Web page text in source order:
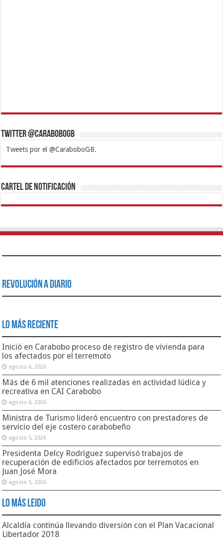
Twitter @CaraboboGB
Tweets por el @CaraboboGB.
1xbetBetturkeyBetistKralbetSupertotobetTipobetMatadorbetMariobet
https://mvbcasino.com/
Cartel de Notificación
Revolución a Diario
Lo Más Reciente
Inició en Carabobo proceso de registro de vivienda para
los afectados por el terremoto
agosto 6, 2026
Más de 6 mil atenciones realizadas en
actividad lúdica y recreativa en CAI
agosto 6, 2026
Ministra de Turismo lideró encuentro con prestadores de
servicio del eje costero carabobeño
agosto 5, 2026
Presidenta Delcy Rodríguez supervisó
Mora
agosto 5, 2026
Lo Más Leido